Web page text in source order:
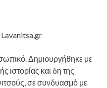
Δημιουργήθηκε με
ιστορίας και δη της
σε συνδυασμό με